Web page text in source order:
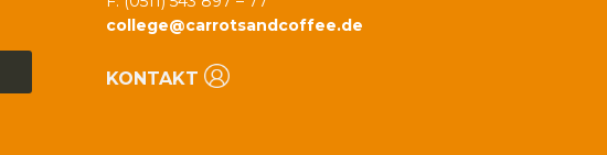
college@carrotsandcoffee.de
KONTAKT